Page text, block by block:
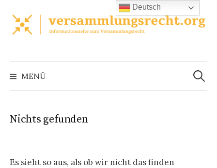
Inhalt
überspringen
MENÜ
Suchen
nach:
Nichts gefunden
Es sieht so aus, als ob wir nicht das finden
Deutsch